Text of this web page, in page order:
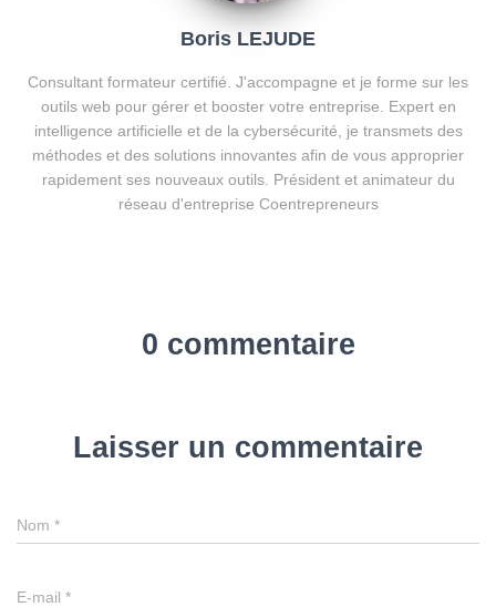
Boris LEJUDE
Consultant formateur certifié. J'accompagne et je forme sur les
outils web pour gérer et booster votre entreprise. Expert en
intelligence artificielle et de la cybersécurité, je transmets des
méthodes et des solutions innovantes afin de vous approprier
rapidement ses nouveaux outils. Président et animateur du
réseau d'entreprise Coentrepreneurs
0 commentaire
Laisser un commentaire
Nom *
E-mail *